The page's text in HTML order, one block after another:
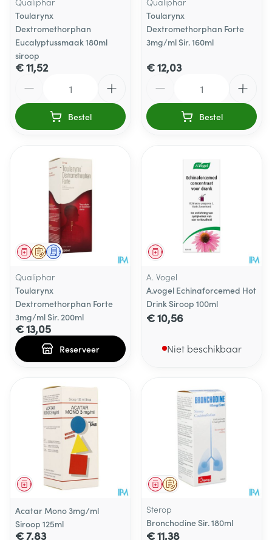
Toularynx
Dextromethorphan
Eucalyptussmaak 180ml
siroop
€ 11,52
Bestel
Toularynx
Dextromethorphan Forte
3mg/ml Sir. 160ml
€ 12,03
Bestel
Op voorschrift
GeneesmiddelSchriftelijke aanvraag
Qualiphar
Toularynx
Dextromethorphan Forte
3mg/ml Sir. 200ml
€ 13,05
Reserveer
Geneesmiddel
A. Vogel
A.vogel Echinaforcemed Hot
Drink Siroop 100ml
€ 10,56
Niet beschikbaar
Geneesmiddel
Acatar Mono 3mg/ml
Siroop 125ml
€ 7,83
Op voorschrift
Geneesmiddel
Sterop
Bronchodine Sir. 180ml
€ 11,38